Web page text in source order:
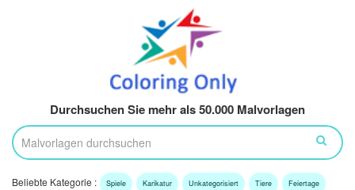
Durchsuchen Sie mehr als 50.000 Malvorlagen
Beliebte Kategorie : Spiele Karikatur Unkategorisiert Tiere Feiertage